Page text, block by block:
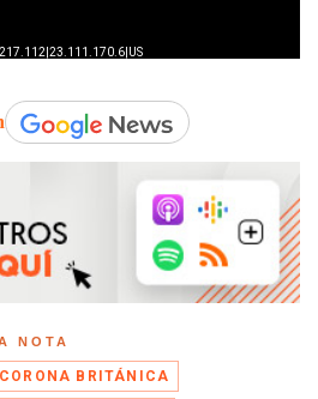
NOTA
CORONA BRITÁNICA